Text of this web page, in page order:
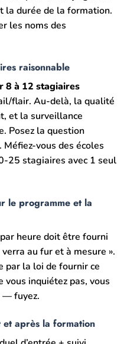
la durée de la formation.
les noms des
raisonnable
8 à 12 stagiaires
flair. Au-delà, la qualité
et la surveillance
Posez la question
vous des écoles
25 stagiaires avec 1 seul
le programme et la
heure doit être fourni
au fur et à mesure ».
par la loi de fournir ce
vous inquiétez pas, vous
— fuyez.
après la formation